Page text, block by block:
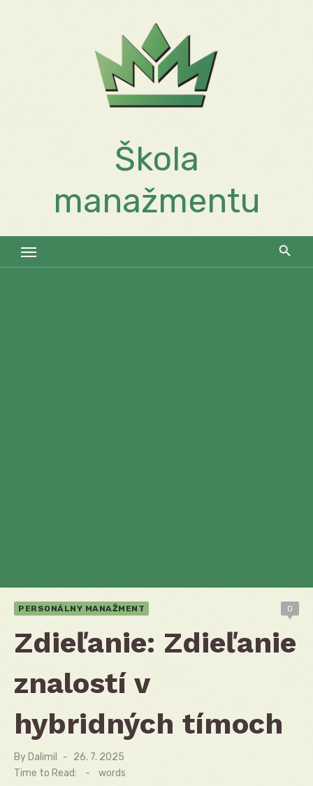
Škola
manažmentu
PERSONÁLNY MANAŽMENT 0
Zdieľanie: Zdieľanie
znalostí v
hybridných tímoch
By Dalimil
Posted
on
26. 7. 2025
Time to Read:
- words